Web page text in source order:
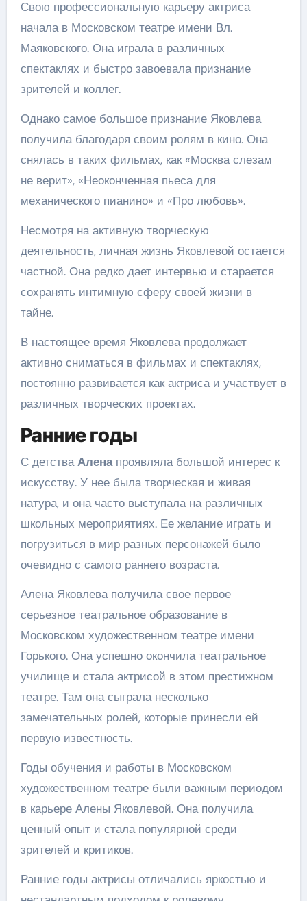
Свою профессиональную карьеру актриса
начала в Московском театре имени Вл.
Маяковского. Она играла в различных
спектаклях и быстро завоевала признание
зрителей и коллег.
Однако самое большое признание Яковлева
получила благодаря своим ролям в кино. Она
снялась в таких фильмах, как «Москва слезам
не верит», «Неоконченная пьеса для
механического пианино» и «Про любовь».
Несмотря на активную творческую
деятельность, личная жизнь Яковлевой остается
частной. Она редко дает интервью и старается
сохранять интимную сферу своей жизни в
тайне.
В настоящее время Яковлева продолжает
активно сниматься в фильмах и спектаклях,
постоянно развивается как актриса и участвует в
различных творческих проектах.
Ранние годы
С детстваАленапроявляла большой интерес к
искусству. У нее была творческая и живая
натура, и она часто выступала на различных
школьных мероприятиях. Ее желание играть и
погрузиться в мир разных персонажей было
очевидно с самого раннего возраста.
Алена Яковлева получила свое первое
серьезное театральное образование в
Московском художественном театре имени
Горького. Она успешно окончила театральное
училище и стала актрисой в этом престижном
театре. Там она сыграла несколько
замечательных ролей, которые принесли ей
первую известность.
Годы обучения и работы в Московском
художественном театре были важным периодом
в карьере Алены Яковлевой. Она получила
ценный опыт и стала популярной среди
зрителей и критиков.
Ранние годы актрисы отличались яркостью и